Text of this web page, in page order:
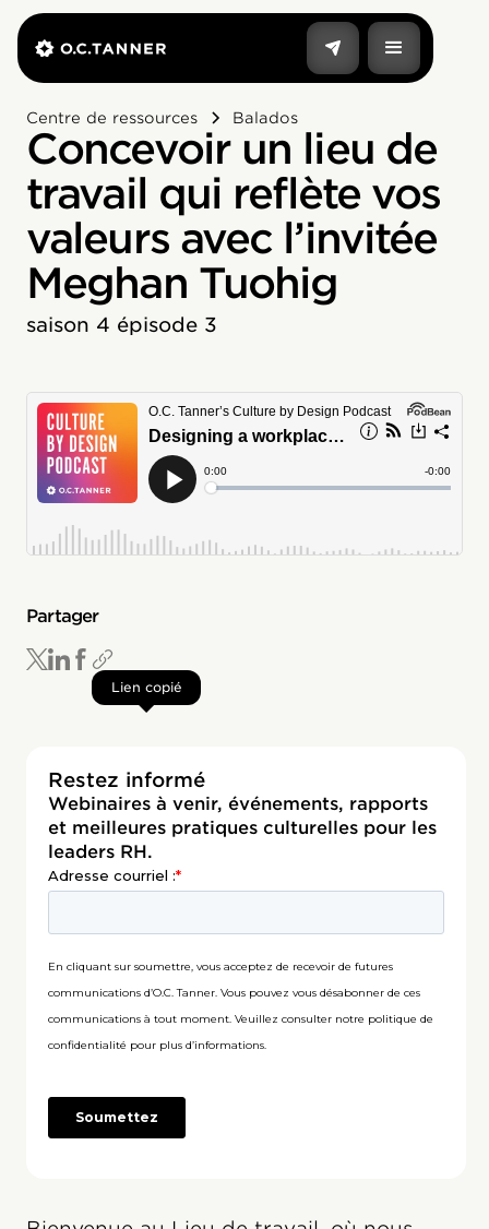
Centre de ressources Balados
Concevoir un lieu de
travail qui reflète vos
valeurs avec l’invitée
Meghan Tuohig
saison 4 épisode 3
Partager
Lien copié
Restez informé
Webinaires à venir, événements, rapports
et meilleures pratiques culturelles pour les
leaders RH.